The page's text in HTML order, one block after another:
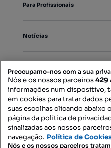
Para Profissionais
Notícias
Mapa do Site
Contacte-nos
Preocupamo-nos com a sua
Nós e os nossos parceiros429
informações num dispositivo,
em cookies para tratar dados
suas escolhas clicando abaixo
página da política de
sinalizadas aos nossos
navegação. Política de
Nós e os nossos parceiros